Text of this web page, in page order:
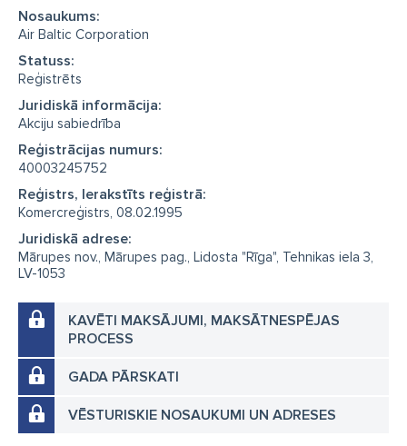
Nosaukums:
Air Baltic Corporation
Statuss:
Reģistrēts
Juridiskā informācija:
Akciju sabiedrība
Reģistrācijas numurs:
40003245752
Reģistrs, Ierakstīts reģistrā:
Komercreģistrs, 08.02.1995
Juridiskā adrese:
Mārupes nov., Mārupes pag., Lidosta "Rīga", Tehnikas iela 3,
LV-1053
KAVĒTI MAKSĀJUMI, MAKSĀTNESPĒJAS
PROCESS
GADA PĀRSKATI
VĒSTURISKIE NOSAUKUMI UN ADRESES